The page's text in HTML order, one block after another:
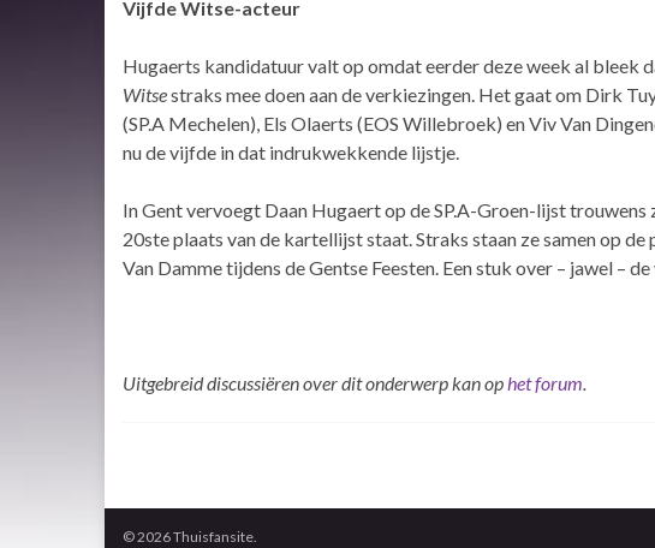
Vijfde Witse-acteur
Hugaerts kandidatuur valt op omdat eerder deze week al bleek
Witsestraks mee doen aan de verkiezingen. Het gaat om Dirk
(SP.A Mechelen), Els Olaerts (EOS Willebroek) en Viv Van
nu de vijfde in dat indrukwekkende lijstje.
In Gent vervoegt Daan Hugaert op de SP.A-Groen-lijst
20ste plaats van de kartellijst staat. Straks staan ze samen op de
Van Damme tijdens de Gentse Feesten. Een stuk over – jawel –
Uitgebreid discussiëren over dit onderwerp kan ophet forum.
© 2026 Thuisfansite.